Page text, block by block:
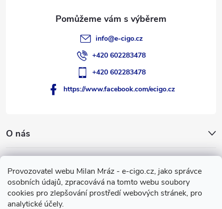
Provozovatel webu Milan Mráz - e-cigo.cz, jako správce
osobních údajů, zpracovává na tomto webu soubory
cookies pro zlepšování prostředí webových stránek, pro
analytické účely.
O nás
Facebook
info@e-cigo.cz
+420 602283478
+420 602283478
https://www.facebook.com/ecigo.cz